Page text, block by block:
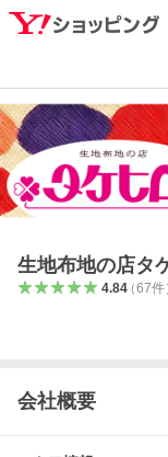
生地布地の店タ
4.84（67件
会社概要